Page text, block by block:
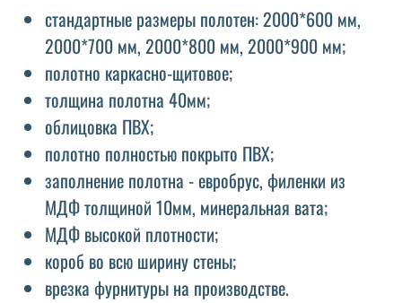
стандартные размеры полотен: 2000*600 мм,
2000*700 мм, 2000*800 мм, 2000*900 мм;
полотно каркасно-щитовое;
толщина полотна 40мм;
облицовка ПВХ;
полотно полностью покрыто ПВХ;
заполнение полотна - евробрус, филенки из
МДФ толщиной 10мм, минеральная вата;
МДФ высокой плотности;
короб во всю ширину стены;
врезка фурнитуры на производстве.